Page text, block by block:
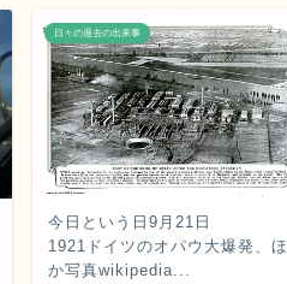
日々の過去の出来事
今日という日9月21日
1921ドイツのオパウ大爆発、ほ
か写真wikipedia...